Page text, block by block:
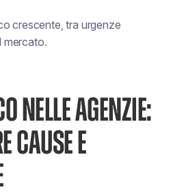
crescente, tra urgenze
mercato.
NELLE AGENZIE:
CAUSE E